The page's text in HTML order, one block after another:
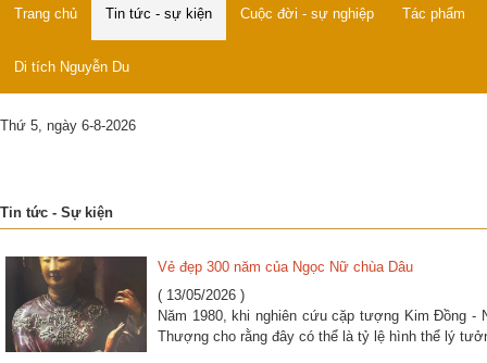
Trang chủ Tin tức - sự kiện Cuộc đời - sự nghiệp Tác phẩm
Di tích Nguyễn Du
Thứ 5, ngày 6-8-2026
Tin tức - Sự kiện
Vẻ đẹp 300 năm của Ngọc Nữ chùa Dâu
( 13/05/2026 )
Năm 1980, khi nghiên cứu cặp tượng Kim Đồng -
Thượng cho rằng đây có thể là tỷ lệ hình thể lý